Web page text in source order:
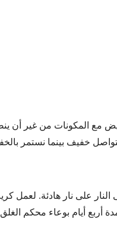
مع المكونات من غير أن
خفيف بينما نستمر
على نار هادئة. لعمل
أربع أيام بوعاء محكم